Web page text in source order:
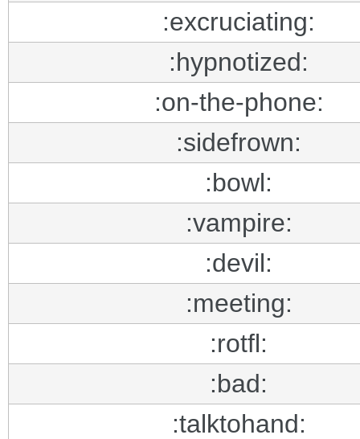
:excruciating:
:hypnotized:
:on-the-phone:
:sidefrown:
:bowl:
:vampire:
:devil:
:meeting:
:rotfl:
:bad:
:talktohand: